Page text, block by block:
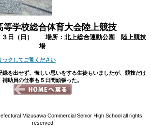
等学校総合体育大会陸上競技
３日（日） 場所：北上総合運動公園 陸上競技
場
ックしてご覧ください
を出せず、悔しい思いをする生徒もいましたが、競技だけ
助員の仕事も５日間頑張った。
Mizusawa Commercial Senior High School all rights
reserved